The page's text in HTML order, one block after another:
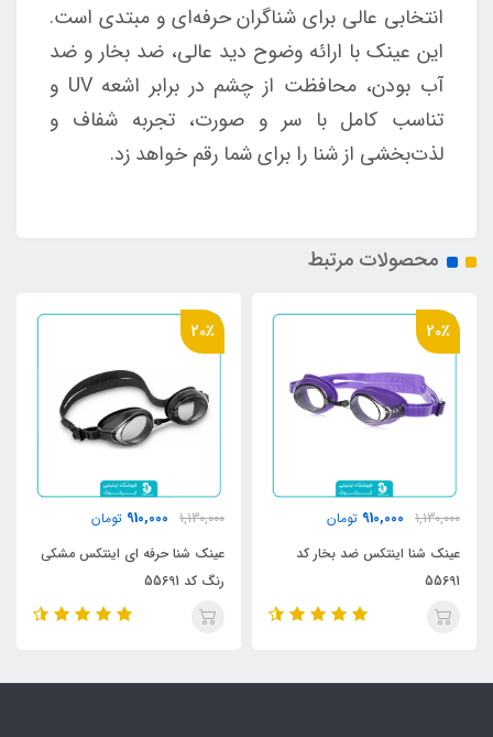
انتخابی عالی برای شناگران حرفه‌ای و مبتدی است.
این عینک با ارائه وضوح دید عالی، ضد بخار و ضد
آب بودن، محافظت از چشم در برابر اشعه UV و
تناسب کامل با سر و صورت، تجربه شفاف و
لذت‌بخشی از شنا را برای شما رقم خواهد زد.
محصولات مرتبط
20٪
1,130,000
910,000 تومان
عینک شنا اینتکس ضد بخار کد
55691
20٪
1,130,000
910,000 تومان
عینک شنا حرفه ای اینتکس مشکی
رنگ کد 55691